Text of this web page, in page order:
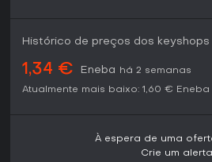
Histórico de preços dos keyshops
1,34 € Eneba
há 2 semanas
Atualmente mais baixo: 1,60 € Eneba
À espera de uma
Crie um